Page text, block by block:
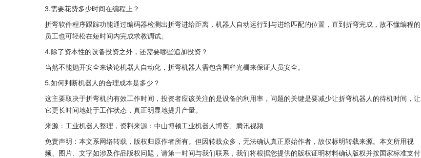
3.需要花费多少时间在编程上？
折弯软件程序跟踪功能通过编码器检测出折弯进给距离，机器人自动运行到与进给匹配的位置，直到折弯完成，故不懂编程的
员工也可轻松在短时间内完成求教调试。
4.除了资本性的设备投资之外，还需要哪些追加投资？
当然不能抛开安全来谈论机器人自动化，折弯机器人需包含围栏光栅来保证人员安全。
5.如何判断机器人的合理成本是多少？
这主要取决于折弯机的有效工作时间，投资者应该关注的是设备的利用率，问题的关键是要减少让折弯机器人的待机时间，让
它更长时间地处于工作状态，真正明显地提升产量。
来源：工业机器人整理，资料来源：中山博顿工业机器人博客、腾讯视频
免责声明：本文系网络转载，版权归原作者所有。但因转载众多，无法确认真正原始作者，故仅标明转载来源。本文所用视
频、图片、文字如涉及作品版权问题，请第一时间与我们联系，我们将根据您提供的版权证明材料确认版权并按国家标准支付